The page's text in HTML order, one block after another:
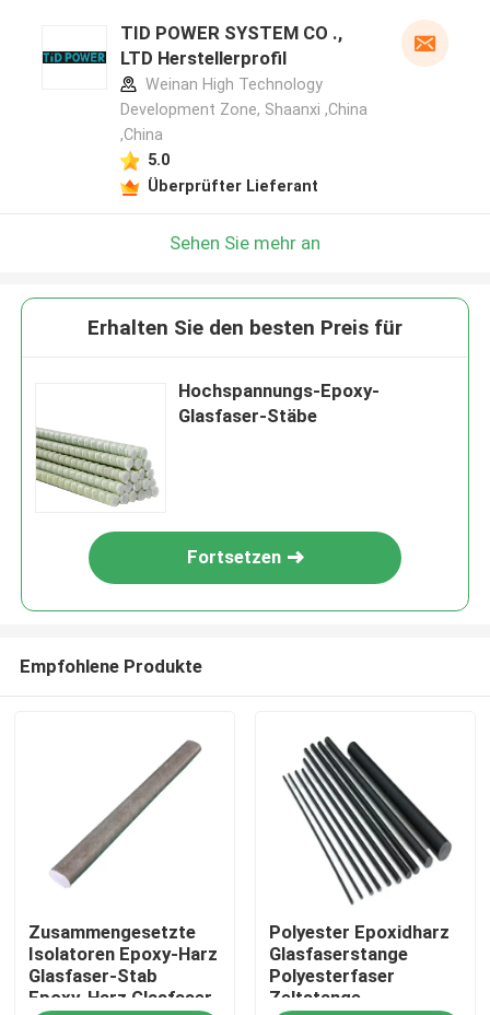
TID POWER SYSTEM CO .,
LTD Herstellerprofil
Weinan High Technology
Development Zone, Shaanxi ,China
,China
5.0
Überprüfter Lieferant
Sehen Sie mehr an
Erhalten Sie den besten Preis für
Hochspannungs-Epoxy-
Glasfaser-Stäbe
Fortsetzen
Empfohlene Produkte
Zusammengesetzte
Isolatoren Epoxy-Harz
Glasfaser-Stab
Epoxy-Harz Glasfaser-
Polyester Epoxidharz
Glasfaserstange
Polyesterfaser
Zeltstange